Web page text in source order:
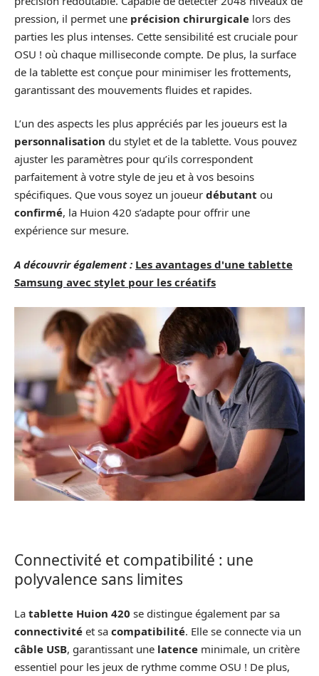
pression, il permet une précision chirurgicale lors des
parties les plus intenses. Cette sensibilité est cruciale pour
OSU ! où chaque milliseconde compte. De plus, la surface
de la tablette est conçue pour minimiser les frottements,
garantissant des mouvements fluides et rapides.
L’un des aspects les plus appréciés par les joueurs est la
personnalisation du stylet et de la tablette. Vous pouvez
ajuster les paramètres pour qu’ils correspondent
parfaitement à votre style de jeu et à vos besoins
spécifiques. Que vous soyez un joueur débutant ou
confirmé, la Huion 420 s’adapte pour offrir une
expérience sur mesure.
A découvrir également : Les avantages d'une tablette
Samsung avec stylet pour les créatifs
Connectivité et compatibilité : une
polyvalence sans limites
La tablette Huion 420 se distingue également par sa
connectivité et sa compatibilité. Elle se connecte via un
câble USB, garantissant une latence minimale, un critère
essentiel pour les jeux de rythme comme OSU ! De plus,